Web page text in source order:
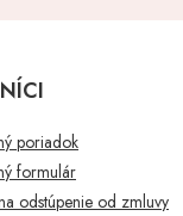
poriadok
formulár
odstúpenie od zmluvy